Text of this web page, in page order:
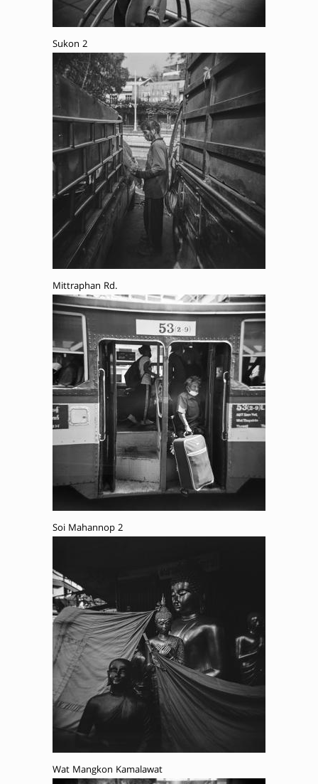
Sukon 2
Mittraphan Rd.
Soi Mahannop 2
Wat Mangkon Kamalawat